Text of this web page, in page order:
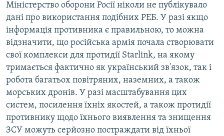
Міністерство оборони Росії ніколи не публікувало
дані про використання подібних РЕБ. У разі якщо
інформація противника є правильною, то можна
відзначити, що російська армія почала створювати
свої комплекси для протидії Starlink, на якому
тримається фактично як український зв'язок, так і
робота багатьох повітряних, наземних, а також
морських дронів. У разі масштабування цих
систем, посилення їхніх якостей, а також протидії
противнику щодо їхнього виявлення та знищення
ЗСУ можуть серйозно постраждати від їхньої